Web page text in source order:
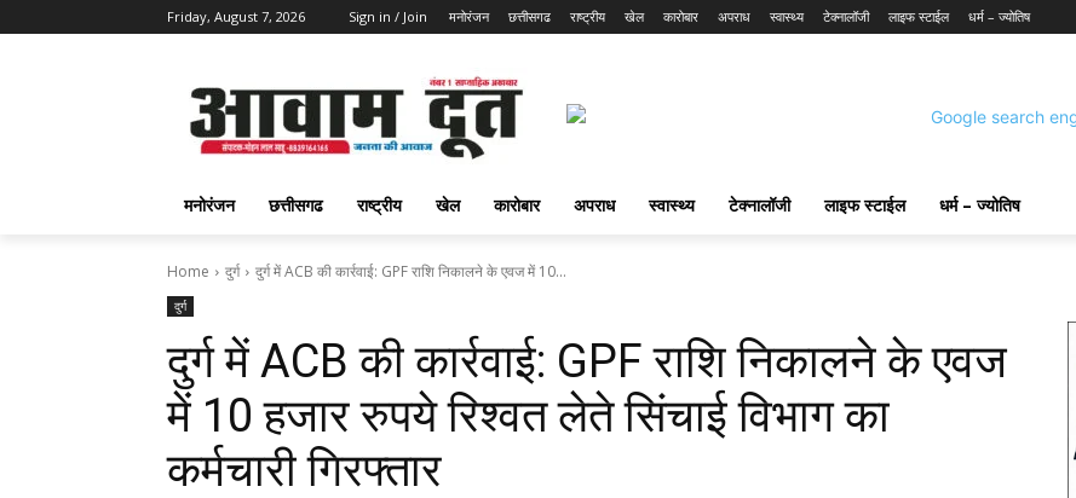
Friday, August 7, 2026 Sign in / Join मनोरंजन छत्तीसगढ राष्ट्रीय खेल कारोबार अपराध स्वास्थ्य टेक्नालॉजी लाइफ स्टाईल धर्म – ज्योतिष
मनोरंजन छत्तीसगढ राष्ट्रीय खेल कारोबार अपराध स्वास्थ्य टेक्नालॉजी लाइफ स्टाईल धर्म – ज्योतिष
Home दुर्ग दुर्ग में ACB की कार्रवाई: GPF राशि निकालने के एवज में 10...
दुर्ग
दुर्ग में ACB की कार्रवाई: GPF राशि निकालने के एवज
में 10 हजार रुपये रिश्वत लेते सिंचाई विभाग का
कर्मचारी गिरफ्तार